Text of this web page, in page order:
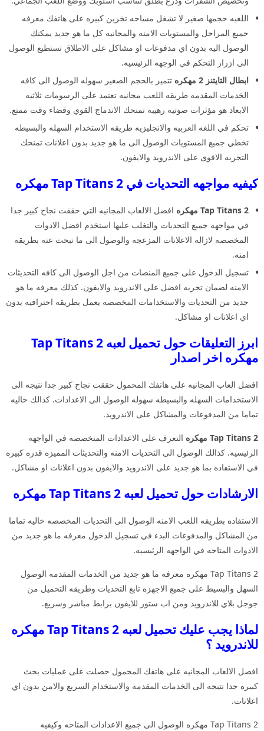
اللعبه حجمها صغير لا تشغل مساحه تخزين كبيره على هاتفك معرفه
جميع المراحل والمستويات الامنه والمجانيه كل ما هو جديد يمكنك
الوصول اليه بدون اي مدفوعات او مشاكل على الاطلاق تستطيع الوصول
الى ازرار التحكم في الوجهه الرئيسيه.
ابطال التايتنز 2 مهكره
تتميز بالحجم الصغير سهوله الوصول الى كافه
الخدمات المقدمه طريقه اللعب مجانيه تعتمد على الرسومات ثلاثيه
الابعاد هو مؤثرات صوتيه رهيبه تمنحك الاندماج القوي وقضاء وقت ممتع.
تحكم في اللغه العربيه والانجليزيه طريقه الاستخدام السهله والبسيطه
تخطي جميع المستويات الوصول الى ما هو جديد بدون اعلانات تمنحك
التجربه الاقوى على الاندرويد والايفون.
كيفيه مواجهه التحديات في Tap Titans 2 مهكره
Tap Titans 2 مهكره
افضل الالعاب المجانيه التي حققت نجاح كبير جدا
في مواجهه جميع التحديات والتغلب عليها استخدم افضل الادوات
المخصصه لازاله الاعلانات المزعجه والوصول الى ما تبحث عنه بطريقه
امنه.
تسجيل الدخول على جميع المنصات من اجل الوصول الى كافه التحديثات
الامنه لضمان تجربه افضل على الاندرويد والايفون. كذلك معرفه ما هو
جديد من التحديات والاستخدامات المخصصه يعمل بطريقه احترافيه بدون
اي اعلانات او مشاكل.
ابرز التعليقات حول تحميل لعبه Tap Titans 2
مهكره اخر اصدار
افضل العاب المجانيه على هاتفك المحمول حققت نجاح كبير جدا نتيجه الى
الاستخدامات السهله والبسيطه سهوله الوصول الى الاعدادات. كذالك خاليه
تماما من المدفوعات والمشاكل على الاندرويد.
Tap Titans 2 مهكره
التعرف على الاعدادات المتخصصه في الواجهه
الرئيسيه. كذالك الوصول الى التحديات الامنه والتحديثات المميزه قدره كبيره
في الاستفاده بما هو جديد على الاندرويد والايفون بدون اعلانات او مشاكل.
الارشادات حول تحميل لعبه Tap Titans 2 مهكره
الاستفاده بطريقه اللعب الامنه الوصول الى التحديات المخصصه خاليه تماما
من المشاكل والمدفوعات البدء في تسجيل الدخول معرفه ما هو جديد من
الادوات المتاحه في الواجهه الرئيسيه.
Tap Titans 2 مهكره معرفه ما هو جديد من الخدمات المقدمه الوصول
السهل والبسيط على جميع الاجهزه تابع التحديات وطريقه التحميل من
جوجل بلاي للاندرويد ومن اب ستور للايفون برابط مباشر وسريع.
لماذا يجب عليك تحميل لعبه Tap Titans 2 مهكره
للاندرويد ؟
افضل الالعاب المجانيه على هاتفك المحمول حصلت على عمليات بحث
كبيره جدا نتيجه الى الخدمات المقدمه والاستخدام السريع والامن بدون اي
اعلانات.
Tap Titans 2 مهكره الوصول الى جميع الاعدادات المتاحه وكيفيه